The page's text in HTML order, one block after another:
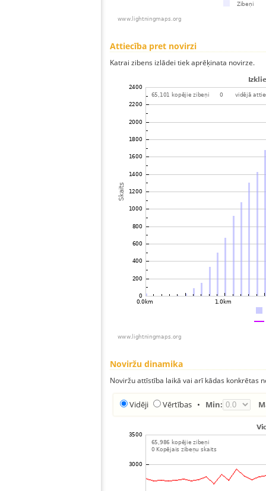
Attiecība pret novirzi
Katrai zibens izlādei tiek aprēķinata novirze.
Noviržu dinamika
Noviržu attīstība laikā vai arī kādas konkrētas
Vidēji Vērtības • Min: